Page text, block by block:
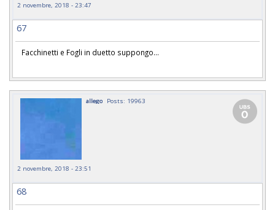
2 novembre, 2018 - 23:47
67
Facchinetti e Fogli in duetto suppongo...
allego Posts: 19963
2 novembre, 2018 - 23:51
68